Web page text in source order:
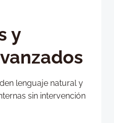
y
lenguaje natural y
sin intervención